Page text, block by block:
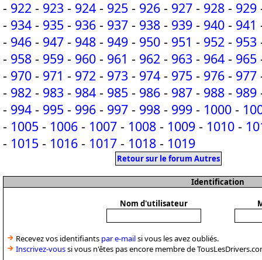
- 922 - 923 - 924 - 925 - 926 - 927 - 928 - 929
- 934 - 935 - 936 - 937 - 938 - 939 - 940 - 941
- 946 - 947 - 948 - 949 - 950 - 951 - 952 - 953
- 958 - 959 - 960 - 961 - 962 - 963 - 964 - 965
- 970 - 971 - 972 - 973 - 974 - 975 - 976 - 977
- 982 - 983 - 984 - 985 - 986 - 987 - 988 - 989
- 994 - 995 - 996 - 997 - 998 - 999 - 1000 -
- 1005 - 1006 - 1007 - 1008 - 1009 - 1010 -
- 1015 - 1016 - 1017 - 1018 - 1019
Retour sur le forum Autres
Identification
Nom d'utilisateur
Recevez vos identifiants par e-mailsi vous les avez oubliés.
Inscrivez-voussi vous n'êtes pas encore membre de